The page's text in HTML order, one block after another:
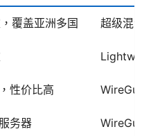
覆盖亚洲多国 超级混淆
Lightway
性价比高
务器